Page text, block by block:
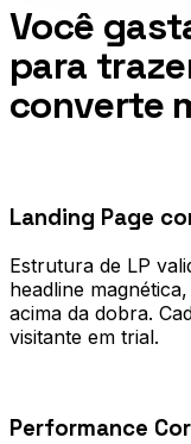
Você
para
converte
Landing Page
Estrutura de LP
headline
acima da dobra.
visitante em trial.
Performance